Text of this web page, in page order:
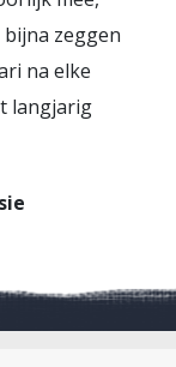
zeggen
na elke
langjarig